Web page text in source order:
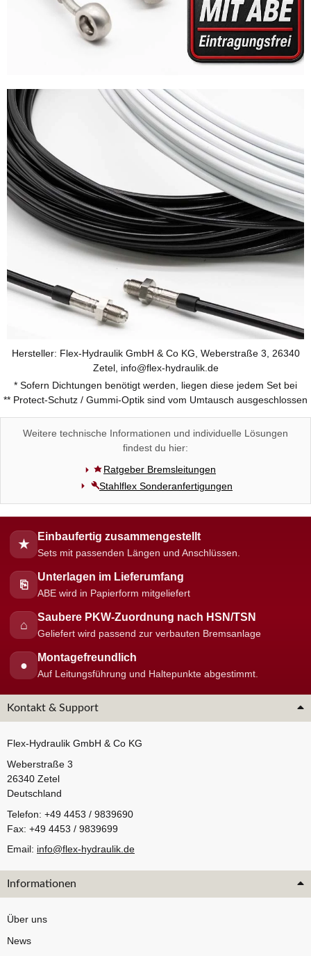
Hersteller: Flex-Hydraulik GmbH & Co KG, Weberstraße 3, 26340
Zetel, info@flex-hydraulik.de
* Sofern Dichtungen benötigt werden, liegen diese jedem Set bei
** Protect-Schutz / Gummi-Optik sind vom Umtausch ausgeschlossen
Weitere technische Informationen und individuelle Lösungen
findest du hier:
Ratgeber Bremsleitungen
Stahlflex Sonderanfertigungen
★
Einbaufertig zusammengestellt
Sets mit passenden Längen und Anschlüssen.
⎘
Unterlagen im Lieferumfang
ABE wird in Papierform mitgeliefert
⌂
Saubere PKW-Zuordnung nach HSN/TSN
Geliefert wird passend zur verbauten Bremsanlage
●
Montagefreundlich
Auf Leitungsführung und Haltepunkte abgestimmt.
Kontakt & Support
Flex-Hydraulik GmbH & Co KG
Weberstraße 3
26340 Zetel
Deutschland
Telefon: +49 4453 / 9839690
Fax: +49 4453 / 9839699
Email: info@flex-hydraulik.de
Informationen
Über uns
News